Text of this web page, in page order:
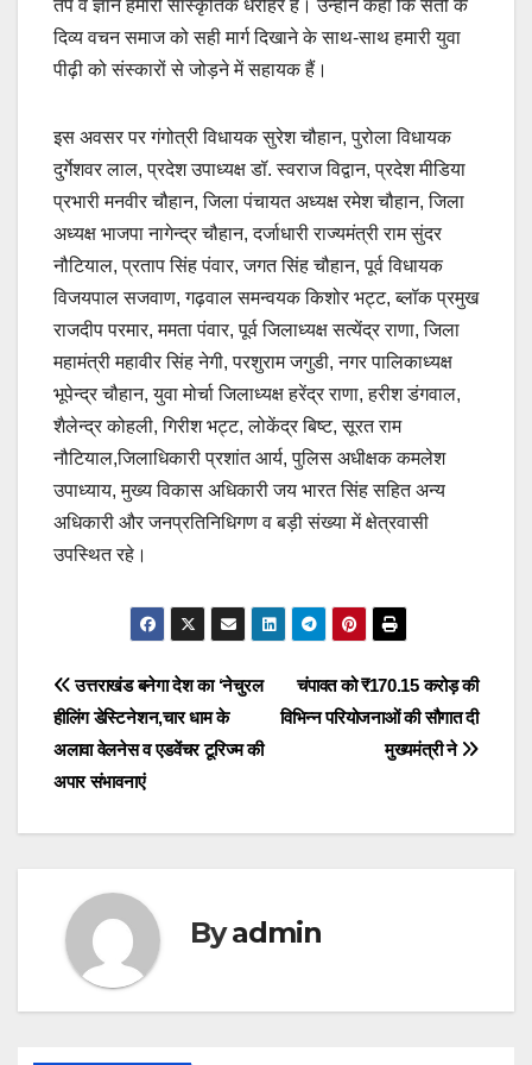
तप व ज्ञान हमारी सांस्कृतिक धरोहर है। उन्होंने कहा कि संतों के
दिव्य वचन समाज को सही मार्ग दिखाने के साथ-साथ हमारी युवा
पीढ़ी को संस्कारों से जोड़ने में सहायक हैं।
इस अवसर पर गंगोत्री विधायक सुरेश चौहान, पुरोला विधायक
दुर्गेशवर लाल, प्रदेश उपाध्यक्ष डॉ. स्वराज विद्वान, प्रदेश मीडिया
प्रभारी मनवीर चौहान, जिला पंचायत अध्यक्ष रमेश चौहान, जिला
अध्यक्ष भाजपा नागेन्द्र चौहान, दर्जाधारी राज्यमंत्री राम सुंदर
नौटियाल, प्रताप सिंह पंवार, जगत सिंह चौहान, पूर्व विधायक
विजयपाल सजवाण, गढ़वाल समन्वयक किशोर भट्ट, ब्लॉक प्रमुख
राजदीप परमार, ममता पंवार, पूर्व जिलाध्यक्ष सत्येंद्र राणा, जिला
महामंत्री महावीर सिंह नेगी, परशुराम जगुडी, नगर पालिकाध्यक्ष
भूपेन्द्र चौहान, युवा मोर्चा जिलाध्यक्ष हरेंद्र राणा, हरीश डंगवाल,
शैलेन्द्र कोहली, गिरीश भट्ट, लोकेंद्र बिष्ट, सूरत राम
नौटियाल,जिलाधिकारी प्रशांत आर्य, पुलिस अधीक्षक कमलेश
उपाध्याय, मुख्य विकास अधिकारी जय भारत सिंह सहित अन्य
अधिकारी और जनप्रतिनिधिगण व बड़ी संख्या में क्षेत्रवासी
उपस्थित रहे।
Post
navigation
चंपावत को ₹170.15 करोड़ की
विभिन्न परियोजनाओं की सौगात दी
मुख्यमंत्री ने
उत्तराखंड बनेगा देश का ‘नेचुरल
हीलिंग डेस्टिनेशन,चार धाम के
अलावा वेलनेस व एडवेंचर टूरिज्म की
अपार संभावनाएं
Byadmin